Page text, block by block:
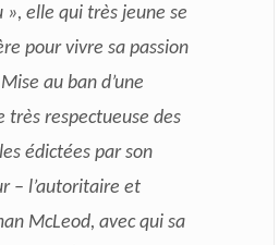
», elle qui très jeune se
pour vivre sa passion
au ban d’une
très respectueuse des
édictées par son
– l’autoritaire et
McLeod, avec qui sa